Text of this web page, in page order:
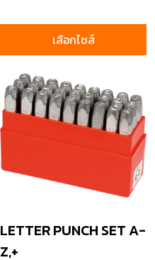
เลือกไซส์
LETTER PUNCH SET A-
Z,+